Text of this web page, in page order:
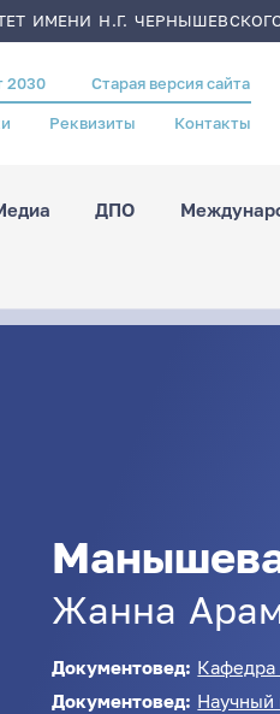
ИМЕНИ Н.Г.
2030 Старая версия сайта
Реквизиты Контакты
ДПО
Жанна
Документовед: Кафедра
Документовед: Научный